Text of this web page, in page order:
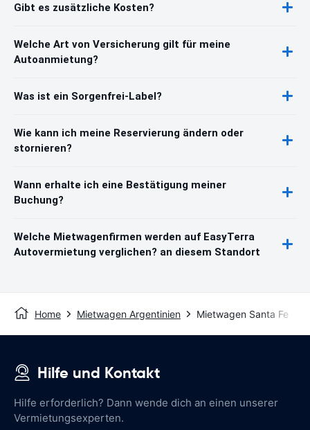
Gibt es zusätzliche Kosten?
Welche Art von Versicherung gilt für meine
Autoanmietung?
Was ist ein Sorgenfrei-Label?
Wie kann ich meine Reservierung ändern oder
stornieren?
Wann erhalte ich eine Bestätigung meiner
Buchung?
Welche Mietwagenfirmen werden auf EasyTerra
Autovermietung verglichen? an diesem Standort
Home Mietwagen Argentinien Mietwagen Santa Fe
Hilfe und Kontakt
Hilfe erforderlich? Dann wende dich an einen unserer
Vermietungsexperten.